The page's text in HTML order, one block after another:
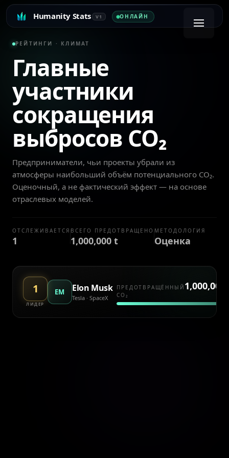
Humanity Stats V1 ОНЛАЙН
РЕЙТИНГИ · КЛИМАТ
Главные
участники
сокращения
выбросов CO₂
Предприниматели, чьи проекты убрали из
атмосферы наибольший объём потенциального CO₂.
Оценочный, а не фактический эффект — на основе
отраслевых моделей.
ОТСЛЕЖИВАЕТСЯ
1
ВСЕГО ПРЕДОТВРАЩЕНО
1,000,000 t
МЕТОДОЛОГИЯ
Оценка
1
ЛИДЕР
EM Elon Musk
Tesla · SpaceX
ПРЕДОТВРАЩЁННЫЙ
CO₂
1,000,000